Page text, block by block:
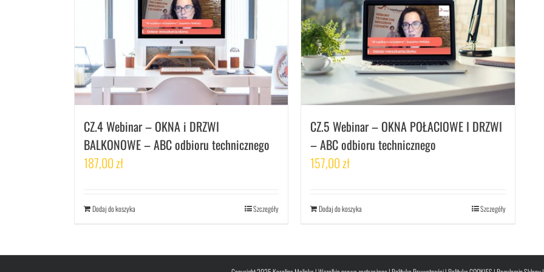
CZ.4 Webinar – OKNA i DRZWI
BALKONOWE – ABC odbioru technicznego
187,00zł
Dodaj do koszyka Szczegóły
CZ.5 Webinar – OKNA POŁACIOWE I DRZWI
– ABC odbioru technicznego
157,00zł
Dodaj do koszyka Szczegóły